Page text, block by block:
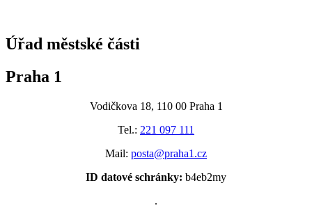
Úřad městské části
Praha 1
Vodičkova 18, 110 00 Praha 1
Tel.: 221 097 111
Mail: posta@praha1.cz
ID datové schránky: b4eb2my
.